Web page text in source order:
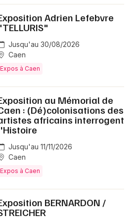
Adrien Lefebvre
Jusqu'au 30/08/2026
Caen
Expos à Caen
au Mémorial de
: (Dé)colonisations des
africains interrogent
Jusqu'au 11/11/2026
Caen
Expos à Caen
BERNARDON /